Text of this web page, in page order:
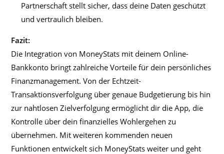
Partnerschaft stellt sicher, dass deine Daten geschützt
und vertraulich bleiben.
Fazit:
Die Integration von MoneyStats mit deinem Online-
Bankkonto bringt zahlreiche Vorteile für dein persönliches
Finanzmanagement. Von der Echtzeit-
Transaktionsverfolgung über genaue Budgetierung bis hin
zur nahtlosen Zielverfolgung ermöglicht dir die App, die
Kontrolle über dein finanzielles Wohlergehen zu
übernehmen. Mit weiteren kommenden neuen
Funktionen entwickelt sich MoneyStats weiter und geht